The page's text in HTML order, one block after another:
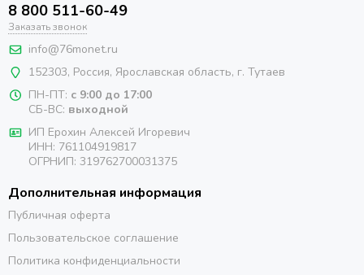
8 800 511-60-49
Заказать звонок
info@76monet.ru
152303, Россия, Ярославская область, г. Тутаев
ПН-ПТ: с 9:00 до 17:00
СБ-ВС: выходной
ИП Ерохин Алексей Игоревич
ИНН: 761104919817
ОГРНИП: 319762700031375
Дополнительная информация
Публичная оферта
Пользовательское соглашение
Политика конфиденциальности